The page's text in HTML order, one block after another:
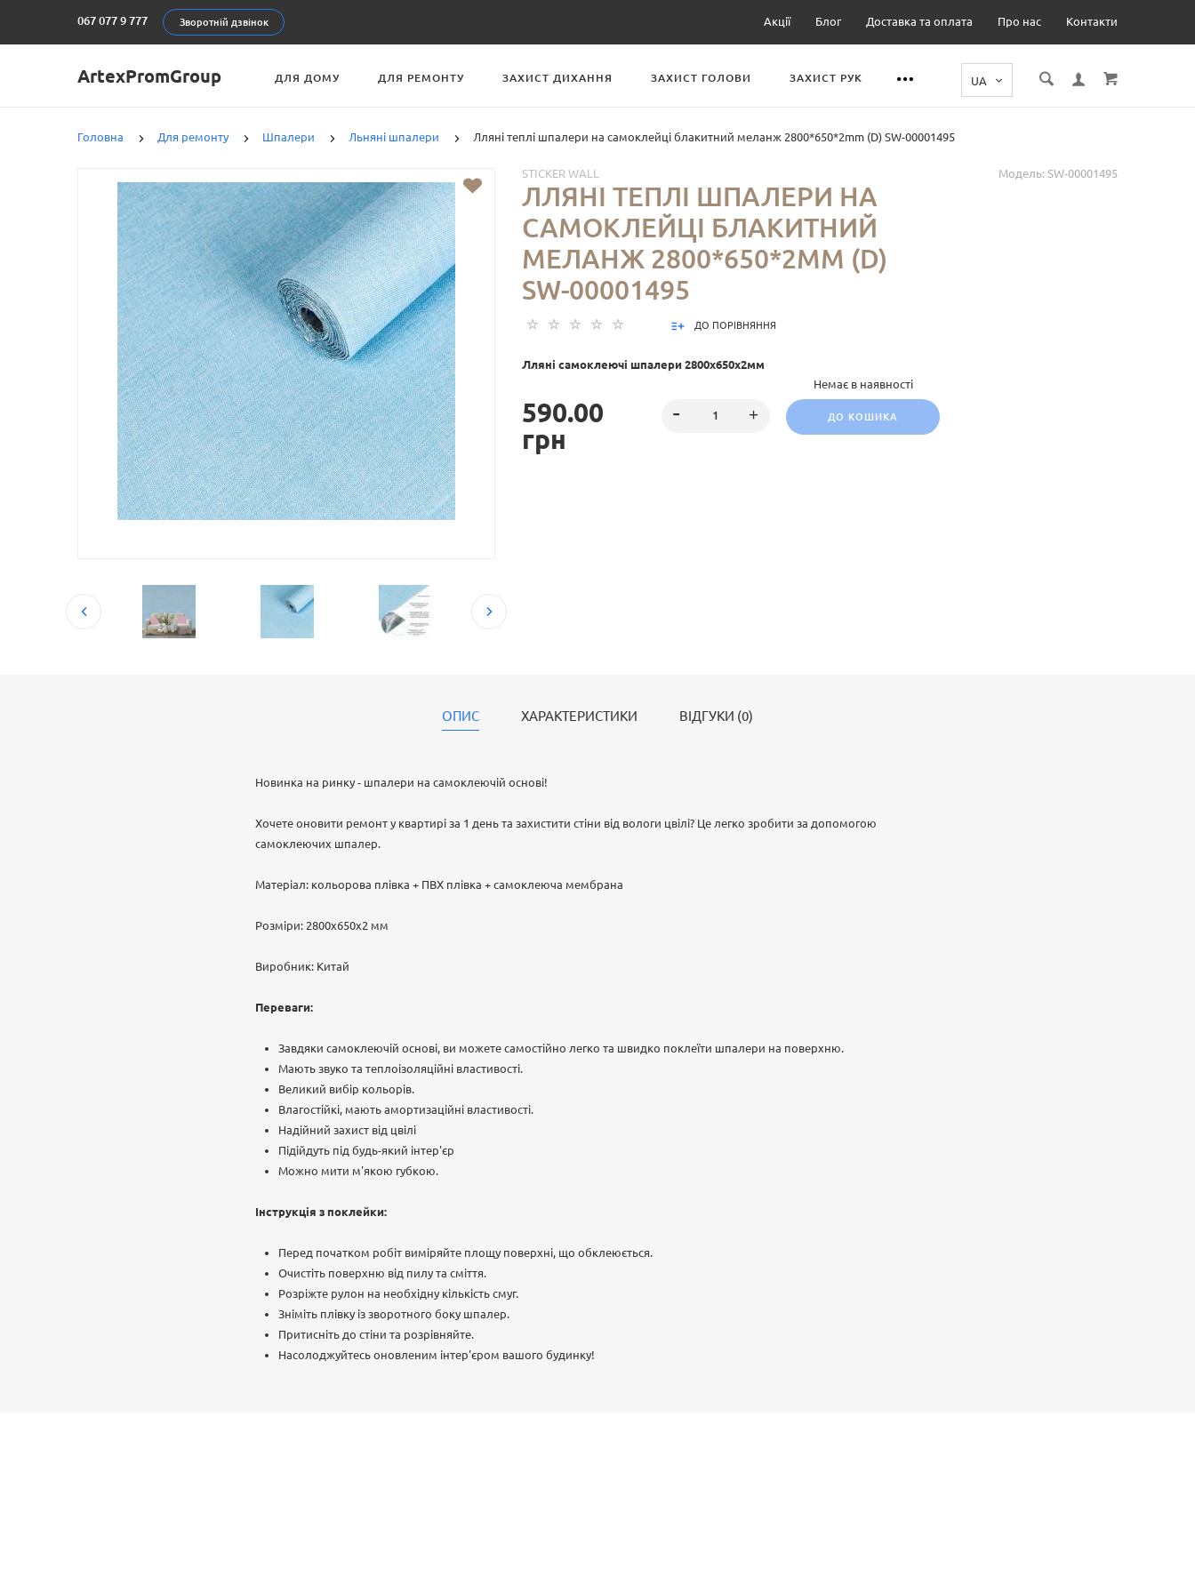
067 077 9 777 Зворотній дзвінок Акції Блог Доставка та оплата Про нас Контакти
ArtexPromGroup ДЛЯ ДОМУ ДЛЯ РЕМОНТУ ЗАХИСТ ДИХАННЯ ЗАХИСТ ГОЛОВИ ЗАХИСТ РУК
Головна Для ремонту Шпалери Льняні шпалери Лляні теплі шпалери на самоклейці блакитний меланж 2800*650*2mm (D) SW-00001495
Модель: SW-00001495
STICKER WALL
ЛЛЯНІ ТЕПЛІ ШПАЛЕРИ НА
САМОКЛЕЙЦІ БЛАКИТНИЙ
МЕЛАНЖ 2800*650*2MM (D)
SW-00001495
ДО ПОРІВНЯННЯ
Лляні самоклеючі шпалери 2800х650х2мм
590.00
грн
Немає в наявності
ДО КОШИКА
ОПИС ХАРАКТЕРИСТИКИ ВІДГУКИ (0)
Новинка на ринку - шпалери на самоклеючій основі!
Хочете оновити ремонт у квартирі за 1 день та захистити стіни від вологи цвілі? Це легко зробити за допомогою
самоклеючих шпалер.
Матеріал: кольорова плівка + ПВХ плівка + самоклеюча мембрана
Розміри: 2800х650х2 мм
Виробник: Китай
Переваги:
Завдяки самоклеючій основі, ви можете самостійно легко та швидко поклеїти шпалери на поверхню.
Мають звуко та теплоізоляційні властивості.
Великий вибір кольорів.
Влагостійкі, мають амортизаційні властивості.
Надійний захист від цвілі
Підійдуть під будь-який інтер'єр
Можно мити м'якою губкою.
Інструкція з поклейки:
Перед початком робіт виміряйте площу поверхні, що обклеюється.
Очистіть поверхню від пилу та сміття.
Розріжте рулон на необхідну кількість смуг.
Зніміть плівку із зворотного боку шпалер.
Притисніть до стіни та розрівняйте.
Насолоджуйтесь оновленим інтер'єром вашого будинку!